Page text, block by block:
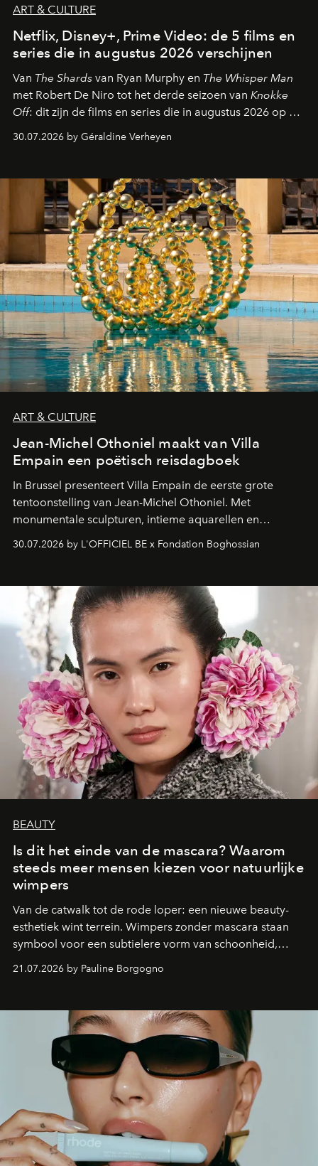
ART & CULTURE
Netflix, Disney+, Prime Video: de 5 films en
series die in augustus 2026 verschijnen
Van The Shards van Ryan Murphy en The Whisper Man
met Robert De Niro tot het derde seizoen van Knokke
Off: dit zijn de films en series die in augustus 2026 op de
30.07.2026 by Géraldine Verheyen
ART & CULTURE
Jean-Michel Othoniel maakt van Villa
Empain een poëtisch reisdagboek
In Brussel presenteert Villa Empain de eerste grote
tentoonstelling van Jean-Michel Othoniel. Met
monumentale sculpturen, intieme aquarellen en
een emotionele reis waarin elk werk de herinnering
moment van verwondering.
30.07.2026 by L'OFFICIEL BE x Fondation Boghossian
BEAUTY
Is dit het einde van de mascara? Waarom
steeds meer mensen kiezen voor natuurlijke
wimpers
Van de catwalk tot de rode loper: een nieuwe beauty-
esthetiek wint terrein. Wimpers zonder mascara staan
symbool voor een subtielere vorm van schoonheid,
aan make-up.
21.07.2026 by Pauline Borgogno